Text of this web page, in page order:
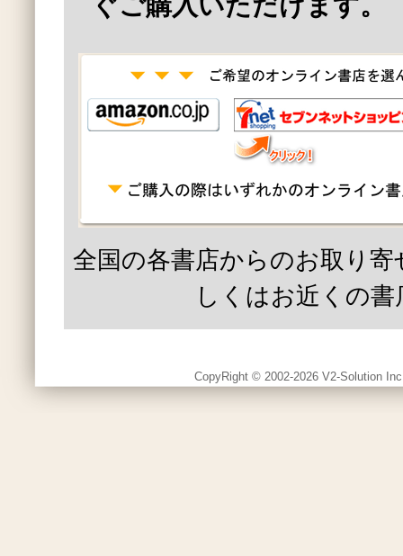
全国の各書店からのお取り
しくはお近くの書
CopyRight © 2002-2026 V2-Solution